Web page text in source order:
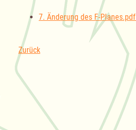
7. Änderung des F-Planes.pdf
Zurück